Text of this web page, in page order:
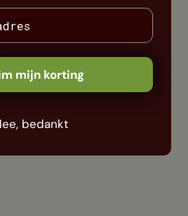
over dit
mijn korting
bedankt